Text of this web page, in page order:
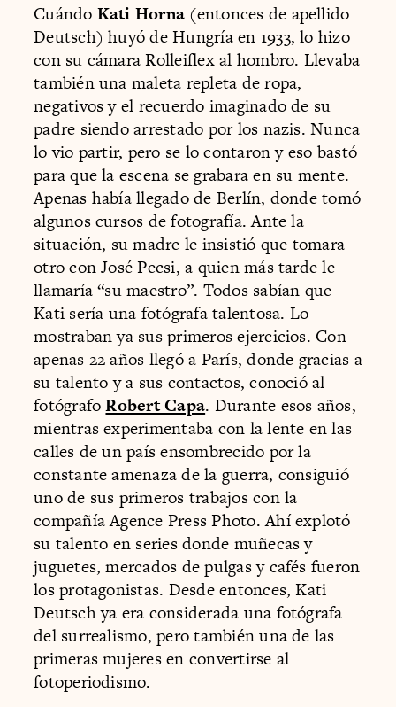
Cuándo Kati Horna (entonces de apellido
Deutsch) huyó de Hungría en 1933, lo hizo
con su cámara Rolleiflex al hombro. Llevaba
también una maleta repleta de ropa,
negativos y el recuerdo imaginado de su
padre siendo arrestado por los nazis. Nunca
lo vio partir, pero se lo contaron y eso bastó
para que la escena se grabara en su mente.
Apenas había llegado de Berlín, donde tomó
algunos cursos de fotografía. Ante la
situación, su madre le insistió que tomara
otro con José Pecsi, a quien más tarde le
llamaría “su maestro”. Todos sabían que
Kati sería una fotógrafa talentosa. Lo
mostraban ya sus primeros ejercicios. Con
apenas 22 años llegó a París, donde gracias a
su talento y a sus contactos, conoció al
fotógrafoRobert Capa. Durante esos años,
mientras experimentaba con la lente en las
calles de un país ensombrecido por la
constante amenaza de la guerra, consiguió
uno de sus primeros trabajos con la
compañía Agence Press Photo. Ahí explotó
su talento en series donde muñecas y
juguetes, mercados de pulgas y cafés fueron
los protagonistas. Desde entonces, Kati
Deutsch ya era considerada una fotógrafa
del surrealismo, pero también una de las
primeras mujeres en convertirse al
fotoperiodismo.